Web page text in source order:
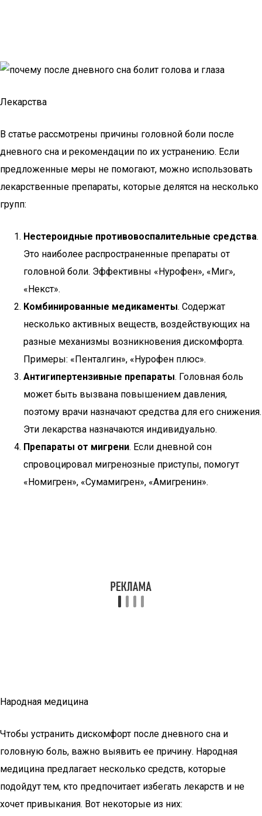
Лекарства
В статье рассмотрены причины головной боли после
дневного сна и рекомендации по их устранению. Если
предложенные меры не помогают, можно использовать
лекарственные препараты, которые делятся на несколько
групп:
Нестероидные противовоспалительные средства.
Это наиболее распространенные препараты от
головной боли. Эффективны «Нурофен», «Миг»,
«Некст».
Комбинированные медикаменты. Содержат
несколько активных веществ, воздействующих на
разные механизмы возникновения дискомфорта.
Примеры: «Пенталгин», «Нурофен плюс».
Антигипертензивные препараты. Головная боль
может быть вызвана повышением давления,
поэтому врачи назначают средства для его снижения.
Эти лекарства назначаются индивидуально.
Препараты от мигрени. Если дневной сон
спровоцировал мигренозные приступы, помогут
«Номигрен», «Сумамигрен», «Амигренин».
Народная медицина
Чтобы устранить дискомфорт после дневного сна и
головную боль, важно выявить ее причину. Народная
медицина предлагает несколько средств, которые
подойдут тем, кто предпочитает избегать лекарств и не
хочет привыкания. Вот некоторые из них: